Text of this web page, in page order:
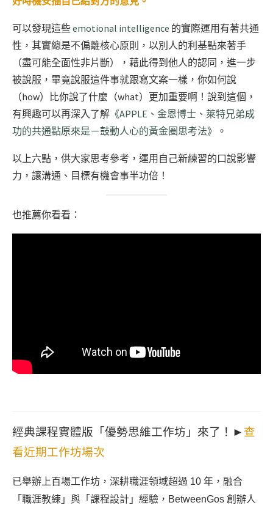
可以發現這些emotional intelligence 的實際運用有著共通
性，其實總是不偏離核心原則，以別人的利基點來著手
（盡可能全面性非片斷），藉此得到他人的認同，進一步
被說服，畢竟說服這件事就跟寫文案一樣，你如何說
（how）比你說了什麼（what）更加重要啊！說到這個，
有興趣可以再深入了解 《APPLE、金恩博士、萊特兄弟成
功的共通點原來是－鼓動人心的黃金圈思考法》
。
以上六點，供大家思考參考，運用自己新練習的口說影響
力，讓溝通、目標有機會事半功倍！
也推薦你看看：
經典課程實體版「優勢思維工作坊」來了！► 查
看近期工作坊場次
已舉辦上百場工作坊，深耕職涯領域超過 10 年，融合
「職涯教練」與「課程設計」經驗，BetweenGos 創辦人